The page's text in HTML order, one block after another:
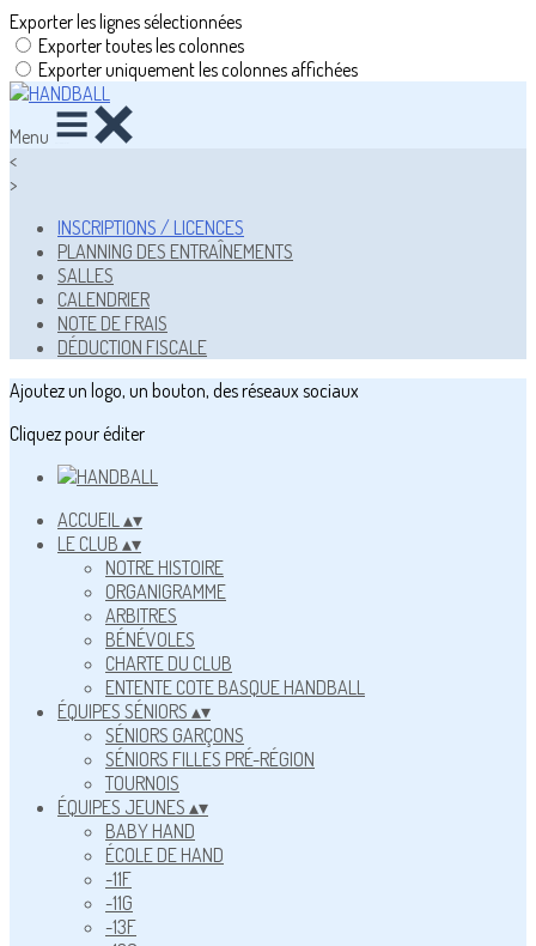
Exporter les lignes sélectionnées
Exporter toutes les colonnes
Exporter uniquement les colonnes affichées
Menu
<
>
INSCRIPTIONS / LICENCES
PLANNING DES ENTRAÎNEMENTS
SALLES
CALENDRIER
NOTE DE FRAIS
DÉDUCTION FISCALE
Ajoutez un logo, un bouton, des réseaux sociaux
Cliquez pour éditer
ACCUEIL▴▾
LE CLUB ▴▾
NOTRE HISTOIRE
ORGANIGRAMME
ARBITRES
BÉNÉVOLES
CHARTE DU CLUB
ENTENTE COTE BASQUE HANDBALL
ÉQUIPES SÉNIORS ▴▾
SÉNIORS GARÇONS
SÉNIORS FILLES PRÉ-RÉGION
TOURNOIS
ÉQUIPES JEUNES ▴▾
BABY HAND
ÉCOLE DE HAND
-11F
-11G
-13F